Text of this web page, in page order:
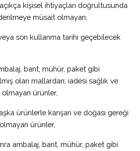
açıkça kişisel ihtiyaçları doğrultusunda
müsait olmayan,
son kullanma tarihi geçebilecek
bant, mühür, paket gibi
olan mallardan; iadesi sağlık ve
olmayan ürünler,
ürünlerle karışan ve doğası gereği
olmayan ürünler,
ambalaj, bant, mühür, paket gibi